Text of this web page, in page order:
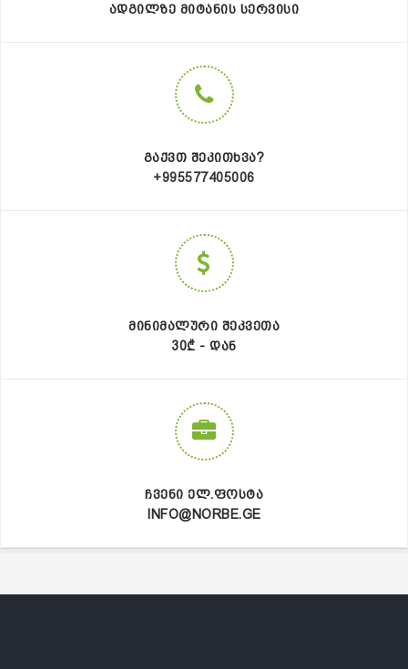
ᲐᲓᲒᲘᲚᲖᲔ ᲛᲘᲢᲐᲜᲘᲡ ᲡᲔᲠᲕᲘᲡᲘ
ᲒᲐᲥᲕᲗ ᲨᲔᲙᲘᲗᲮᲕᲐ?
+995577405006
ᲛᲘᲜᲘᲛᲐᲚᲣᲠᲘ ᲨᲔᲙᲕᲔᲗᲐ
30₾ - ᲓᲐᲜ
ᲩᲕᲔᲜᲘ ᲔᲚ.ᲤᲝᲡᲢᲐ
INFO@NORBE.GE